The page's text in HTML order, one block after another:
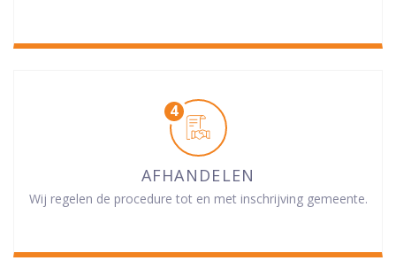
AFHANDELEN
Wij regelen de procedure tot en met inschrijving gemeente.